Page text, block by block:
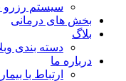
سیستم رزرو
بخش های درمانی
بلاگ
دسته بندی
درباره ما
ارتباط با